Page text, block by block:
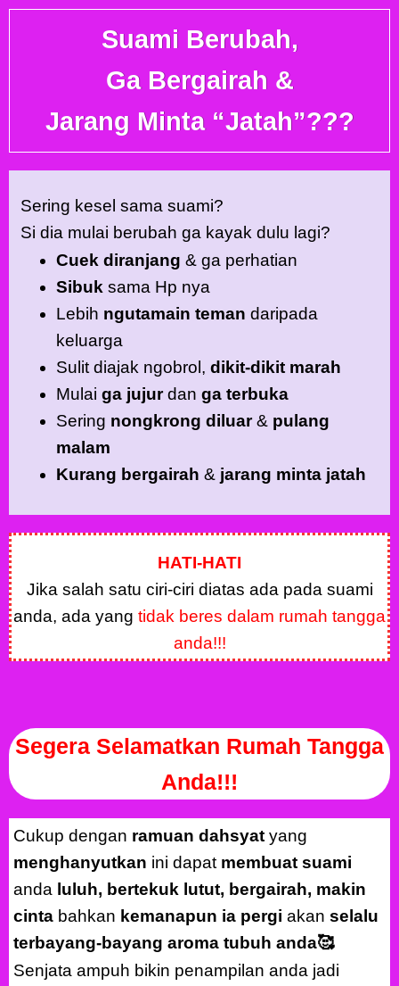
Suami Berubah,
Ga Bergairah &
Jarang Minta “Jatah”???
Sering kesel sama suami?
Si dia mulai berubah ga kayak dulu lagi?
Cuek diranjang & ga perhatian
Sibuk sama Hp nya
Lebih ngutamain teman daripada
keluarga
Sulit diajak ngobrol, dikit-dikit marah
Mulai ga jujurdan ga terbuka
Sering nongkrong diluar& pulang
malam
Kurang bergairah & jarang minta jatah
HATI-HATI
Jika salah satu ciri-ciri diatas ada pada suami
anda, ada yang tidak beres dalam rumah tangga
anda!!!
Segera Selamatkan Rumah Tangga
Anda!!!
Cukup dengan ramuan dahsyat yang
menghanyutkan ini dapat membuat suami
anda luluh, bertekuk lutut, bergairah, makin
cinta bahkan kemanapun ia pergi akan selalu
terbayang-bayang aroma tubuh anda🥰
Senjata ampuh bikin penampilan anda jadi